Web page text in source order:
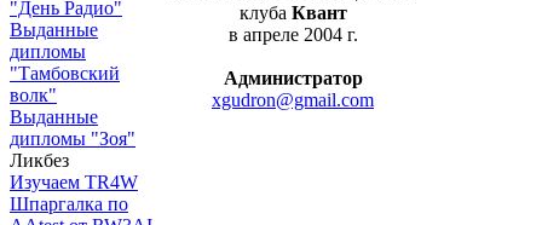
"День Радио"
Выданные
дипломы
"Тамбовский
волк"
Выданные
дипломы "Зоя"
Ликбез
Изучаем TR4W
Шпаргалка по
клуба Квант
в апреле 2004 г.
Администратор
xgudron@gmail.com